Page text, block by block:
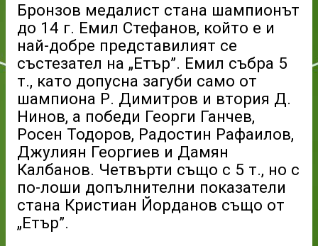
Бронзов медалист стана шампионът
до 14 г. Емил Стефанов, който е и
най-добре представилият се
състезател на „Етър”. Емил събра 5
т., като допусна загуби само от
шампиона Р. Димитров и втория Д.
Нинов, а победи Георги Ганчев,
Росен Тодоров, Радостин Рафаилов,
Джулиян Георгиев и Дамян
Калбанов. Четвърти също с 5 т., но с
по-лоши допълнителни показатели
стана Кристиан Йорданов също от
„Етър”.